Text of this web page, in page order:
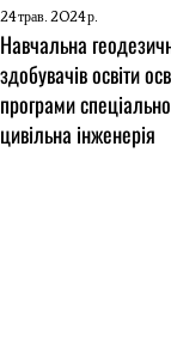
Навчальна
здобувачів освіти
програми
цивільна інженерія
24 трав. 2024 р.